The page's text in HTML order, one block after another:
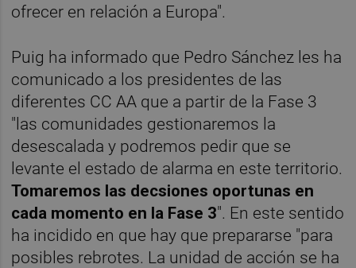
ofrecer en relación a Europa".
Puig ha informado que Pedro Sánchez les ha
comunicado a los presidentes de las
diferentes CC AA que a partir de la Fase 3
"las comunidades gestionaremos la
desescalada y podremos pedir que se
levante el estado de alarma en este territorio.
Tomaremos las decsiones oportunas en
cada momento en la Fase 3". En este sentido
ha incidido en que hay que prepararse "para
posibles rebrotes. La unidad de acción se ha